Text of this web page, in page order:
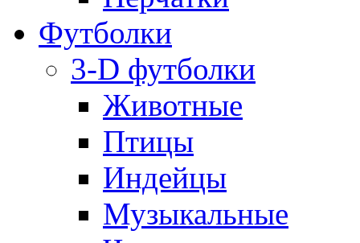
Футболки
3-D футболки
Животные
Птицы
Индейцы
Музыкальные